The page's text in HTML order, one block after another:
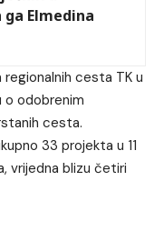
Elmedina
regionalnih cesta TK u
o odobrenim
cesta.
33 projekta u 11
vrijedna blizu četiri